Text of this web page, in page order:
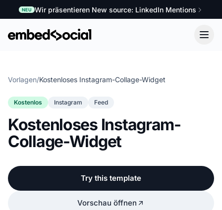
NEU Wir präsentieren New source: LinkedIn Mentions
Vorlagen/Kostenloses Instagram-Collage-Widget
Kostenlos Instagram Feed
Kostenloses Instagram-
Collage-Widget
Try this template
Vorschau öffnen